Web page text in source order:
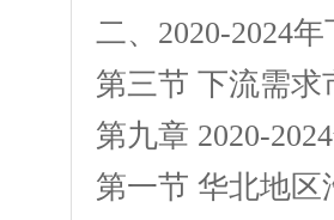
二、2020-2024
第三节 下流需
第九章 2020-
第一节 华北地